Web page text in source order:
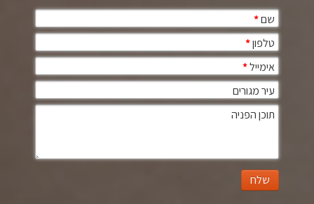
שם*
טלפון*
אימייל*
עיר מגורים
תוכן הפניה
שלח